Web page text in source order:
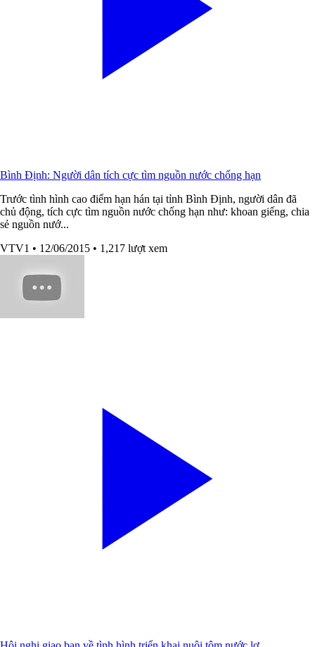
Bình Định: Người dân tích cực tìm nguồn nước chống hạn
Trước tình hình cao điểm hạn hán tại tỉnh Bình Định, người dân đã
chủ động, tích cực tìm nguồn nước chống hạn như: khoan giếng, chia
sẻ nguồn nướ...
VTV1 • 12/06/2015 • 1,217 lượt xem